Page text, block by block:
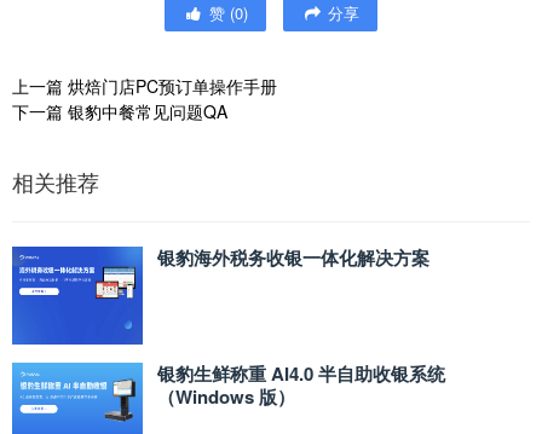
赞 (0) 分享
上一篇 烘焙门店PC预订单操作手册
下一篇 银豹中餐常见问题QA
相关推荐
银豹海外税务收银一体化解决方案
银豹生鲜称重 AI4.0 半自助收银系统
（Windows 版）